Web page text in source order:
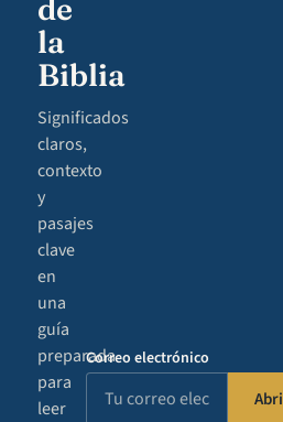
de
la
Biblia
Significados
claros,
contexto
y
pasajes
clave
en
una
guía
preparada
para
leer
Correo electrónico